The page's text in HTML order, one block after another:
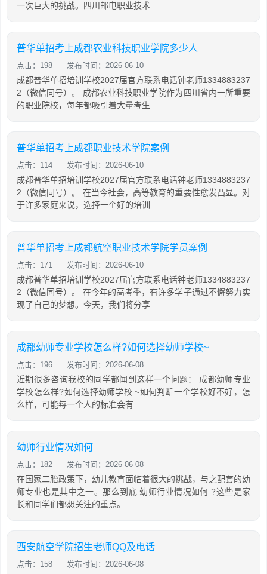
一次巨大的挑战。四川邮电职业技术
普华单招考上成都农业科技职业学院多少人
点击：198 发布时间：2026-06-10
成都普华单招培训学校2027届官方联系电话钟老师1334883237
2（微信同号）。 成都农业科技职业学院作为四川省内一所重要
的职业院校，每年都吸引着大量考生
普华单招考上成都职业技术学院案例
点击：114 发布时间：2026-06-10
成都普华单招培训学校2027届官方联系电话钟老师1334883237
2（微信同号）。 在当今社会，高等教育的重要性愈发凸显。对
于许多家庭来说，选择一个好的培训
普华单招考上成都航空职业技术学院学员案例
点击：171 发布时间：2026-06-10
成都普华单招培训学校2027届官方联系电话钟老师1334883237
2（微信同号）。 在今年的高考季，有许多学子通过不懈努力实
现了自己的梦想。今天，我们将分享
成都幼师专业学校怎么样?如何选择幼师学校~
点击：196 发布时间：2026-06-08
近期很多咨询我校的同学都闻到这样一个问题： 成都幼师专业
学校怎么样?如何选择幼师学校 ~如何判断一个学校好不好，怎
么样，可能每一个人的标准会有
幼师行业情况如何
点击：182 发布时间：2026-06-08
在国家二胎政策下，幼儿教育面临着很大的挑战，与之配套的幼
师专业也是其中之一。那么到底 幼师行业情况如何 ?这些是家
长和同学们都想关注的重点。
西安航空学院招生老师QQ及电话
点击：158 发布时间：2026-06-08